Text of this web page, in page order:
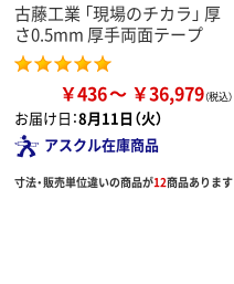
古藤工業 「現場のチカラ」 厚
さ0.5mm 厚手両面テープ
￥436 ￥36,979
お届け日：8月11日（火）
アスクル在庫商品
寸法・販売単位違いの商品が12商品あります